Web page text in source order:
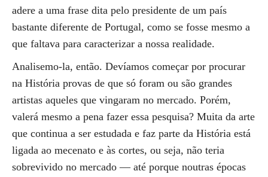
adere a uma frase dita pelo presidente de um país
bastante diferente de Portugal, como se fosse mesmo a
que faltava para caracterizar a nossa realidade.
Analisemo-la, então. Devíamos começar por procurar
na História provas de que só foram ou são grandes
artistas aqueles que vingaram no mercado. Porém,
valerá mesmo a pena fazer essa pesquisa? Muita da arte
que continua a ser estudada e faz parte da História está
ligada ao mecenato e às cortes, ou seja, não teria
sobrevivido no mercado — até porque noutras épocas